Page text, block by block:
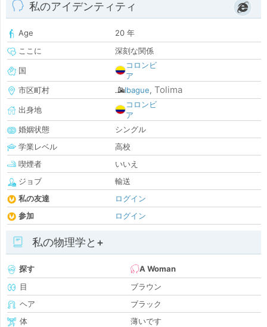
私のアイデンティティ
Age
20 年
ここに
深刻な関係
国
コロンビ
ア
市区町村
Ibague, Tolima
出身地
コロンビ
ア
婚姻状態
シングル
学業レベル
高校
喫煙者
いいえ
ジョブ
輸送
私の友達
ログイン
参加
ログイン
私の物理学と+
探す
A Woman
目
ブラウン
ヘア
ブラック
体
薄いです